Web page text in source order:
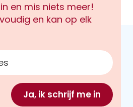
en mis niets meer!
en kan op elk
Ja, ik schrijf me in